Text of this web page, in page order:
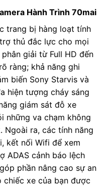
Hành Trình 70mai
trang bị hàng loạt tính
thủ đắc lực cho mọi
giải từ Full HD đến
ràng; khả năng ghi
biến Sony Starvis và
hiện tượng cháy sáng
giám sát đỗ xe
những va chạm không
Ngoài ra, các tính năng
kết nối Wifi để xem
ADAS cảnh báo lệch
phần nâng cao sự an
xe của bạn được